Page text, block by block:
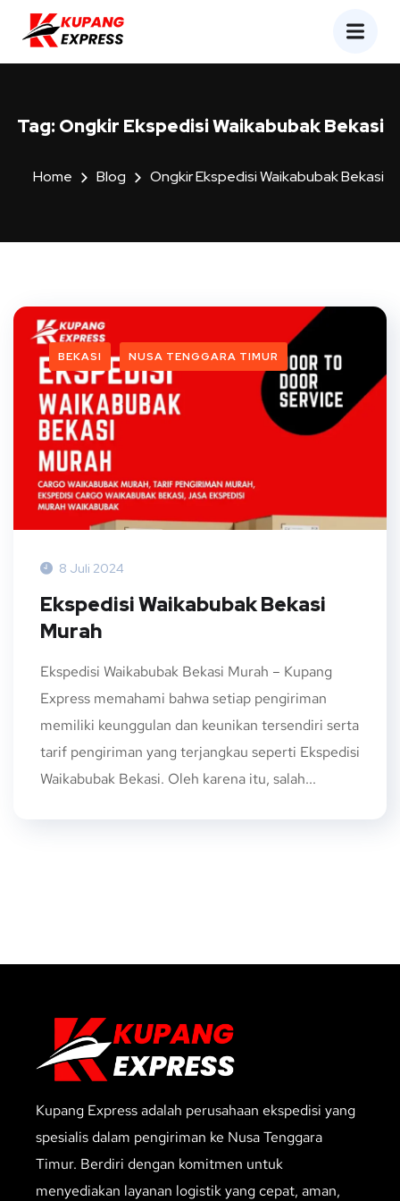
Tag: Ongkir Ekspedisi Waikabubak Bekasi
Home Blog Ongkir Ekspedisi Waikabubak Bekasi
BEKASI NUSA TENGGARA TIMUR
8 Juli 2024
Ekspedisi Waikabubak Bekasi
Murah
Ekspedisi Waikabubak Bekasi Murah – Kupang
Express memahami bahwa setiap pengiriman
memiliki keunggulan dan keunikan tersendiri serta
tarif pengiriman yang terjangkau seperti Ekspedisi
Waikabubak Bekasi. Oleh karena itu, salah...
Kupang Express adalah perusahaan ekspedisi yang
spesialis dalam pengiriman ke Nusa Tenggara
Timur. Berdiri dengan komitmen untuk
menyediakan layanan logistik yang cepat, aman,